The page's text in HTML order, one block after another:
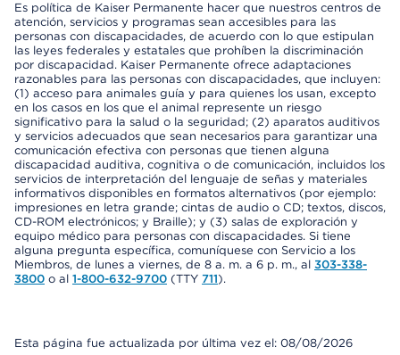
Es política de Kaiser Permanente hacer que nuestros centros de
atención, servicios y programas sean accesibles para las
personas con discapacidades, de acuerdo con lo que estipulan
las leyes federales y estatales que prohíben la discriminación
por discapacidad. Kaiser Permanente ofrece adaptaciones
razonables para las personas con discapacidades, que incluyen:
(1) acceso para animales guía y para quienes los usan, excepto
en los casos en los que el animal represente un riesgo
significativo para la salud o la seguridad; (2) aparatos auditivos
y servicios adecuados que sean necesarios para garantizar una
comunicación efectiva con personas que tienen alguna
discapacidad auditiva, cognitiva o de comunicación, incluidos los
servicios de interpretación del lenguaje de señas y materiales
informativos disponibles en formatos alternativos (por ejemplo:
impresiones en letra grande; cintas de audio o CD; textos, discos,
CD-ROM electrónicos; y Braille); y (3) salas de exploración y
equipo médico para personas con discapacidades. Si tiene
alguna pregunta específica, comuníquese con Servicio a los
Miembros, de lunes a viernes, de 8 a. m. a 6 p. m., al 303-338-
3800 o al 1-800-632-9700 (TTY 711).
Esta página fue actualizada por última vez el: 08/08/2026